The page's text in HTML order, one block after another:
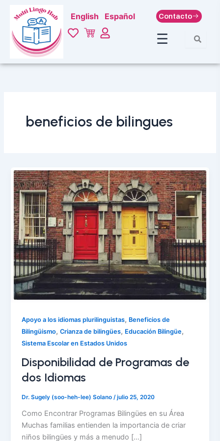
contenido
English Español Contacto
☰
beneficios de bilingues
Apoyo a los idiomas plurilinguistas, Beneficios de
Bilingüismo,Crianza de bilingües, Educación Bilingüe,
Sistema Escolar en Estados Unidos
Disponibilidad de Programas de
dos Idiomas
Dr. Sugely (soo-heh-lee) Solano/julio 25, 2020
Como Encontrar Programas Bilingües en su Área
Muchas familias entienden la importancia de criar
niños bilingües y más a menudo […]